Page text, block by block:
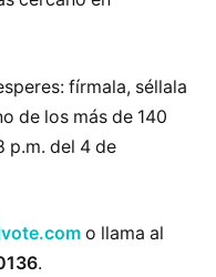
fírmala, séllala
de los más de 140
p.m. del 4 de
o llama al
.